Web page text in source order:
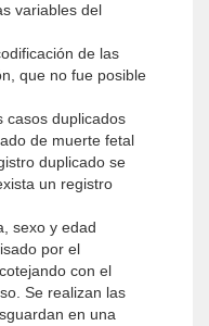
variables del
de las
que no fue posible
casos duplicados
de muerte fetal
duplicado se
un registro
sexo y edad
por el
con el
Se realizan las
en una